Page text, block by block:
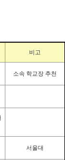
비고
소속 학교장 추천
서울대